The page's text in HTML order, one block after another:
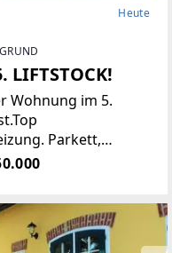
Heute
LIFTSTOCK!
Wohnung im 5.
Parkett,
bietet reichlich